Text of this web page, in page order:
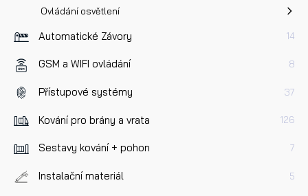
Ovládání osvětlení
Automatické Závory 14
GSM a WIFI ovládání 8
Přístupové systémy 37
Kování pro brány a vrata 126
Sestavy kování + pohon 7
Instalační materiál 5